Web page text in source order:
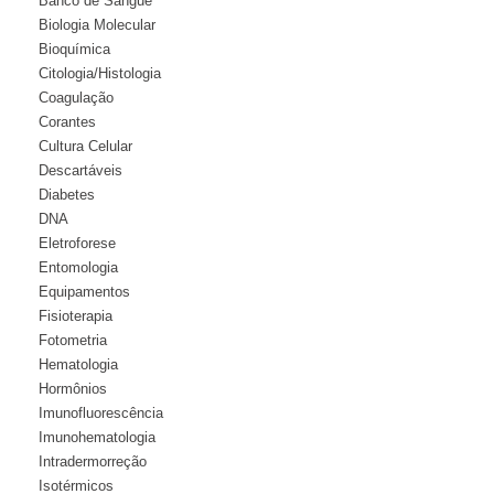
Biologia Molecular
Bioquímica
Citologia/Histologia
Coagulação
Corantes
Cultura Celular
Descartáveis
Diabetes
DNA
Eletroforese
Entomologia
Equipamentos
Fisioterapia
Fotometria
Hematologia
Hormônios
Imunofluorescência
Imunohematologia
Intradermorreção
Isotérmicos